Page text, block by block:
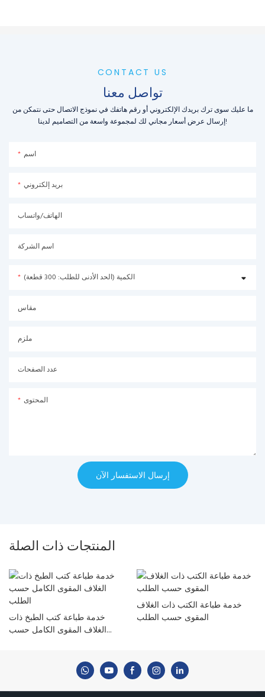
CONTACT US
تواصل معنا
ما عليك سوى ترك بريدك الإلكتروني أو رقم هاتفك في نموذج الاتصال حتى نتمكن من
إرسال عرض أسعار مجاني لك لمجموعة واسعة من التصاميم لدينا!
اسم
بريد إلكتروني
الهاتف/واتساب
اسم الشركة
الكمية (الحد الأدنى للطلب: 300 قطعة)
مقاس
ملزم
عدد الصفحات
المحتوى
إرسال الاستفسار الآن
المنتجات ذات الصلة
خدمة طباعة كتب الطبخ ذات
الغلاف المقوى الكامل حسب
خدمة طباعة الكتب ذات الغلاف
المقوى حسب الطلب